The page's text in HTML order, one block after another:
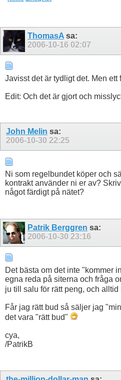
ThomasA sa:
2006-10-16 02:07
Javisst det är tydligt det. Men ett
Edit: Och det är gjort och
John Melin sa:
2006-10-30 22:25
Ni som regelbundet köper och
kontrakt använder ni er av?
något färdigt på nätet?
Patrik Berggren sa:
2006-10-30 23:16
Det bästa om det inte "kommer
egna reda på siterna och fråga
ju till salu för rätt peng, och alltid
Får jag rätt bud så säljer jag
det vara "rätt bud"
cya,
/PatrikB